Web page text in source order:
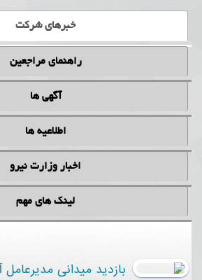
دریافت فایل
راهنمای مراجعین
اخبار وزارت نیرو
بازدید میدانی مدیرعامل آبفای ایلام از